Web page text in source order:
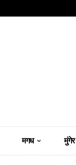
मगध मुंगेर